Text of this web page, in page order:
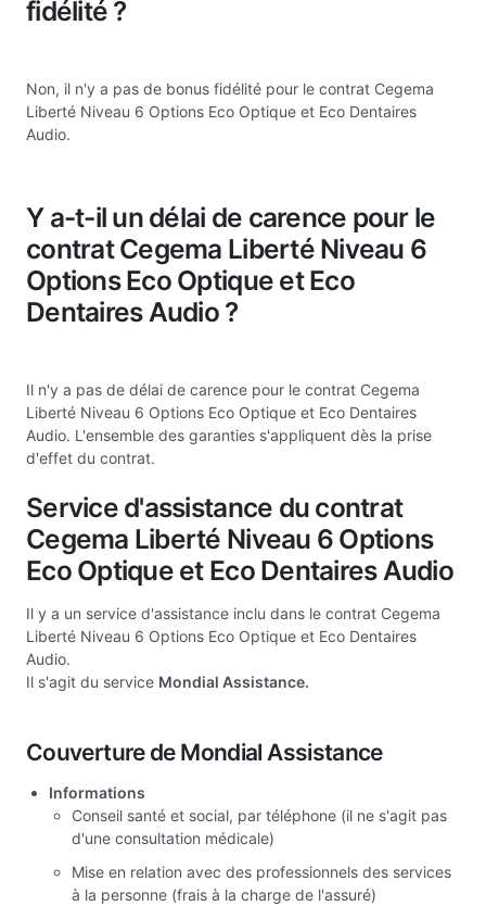
fidélité ?
Non, il n'y a pas de bonus fidélité pour le contrat Cegema
Liberté Niveau 6 Options Eco Optique et Eco Dentaires
Audio.
Y a-t-il un délai de carence pour le
contrat Cegema Liberté Niveau 6
Options Eco Optique et Eco
Dentaires Audio ?
Il n'y a pas de délai de carence pour le contrat Cegema
Liberté Niveau 6 Options Eco Optique et Eco Dentaires
Audio. L'ensemble des garanties s'appliquent dès la prise
d'effet du contrat.
Service d'assistance du contrat
Cegema Liberté Niveau 6 Options
Eco Optique et Eco Dentaires Audio
Il y a un service d'assistance inclu dans le contrat Cegema
Liberté Niveau 6 Options Eco Optique et Eco Dentaires
Audio.
Il s'agit du service Mondial Assistance.
Couverture de Mondial Assistance
Informations
Conseil santé et social, par téléphone (il ne s'agit pas
d'une consultation médicale)
Mise en relation avec des professionnels des services
à la personne (frais à la charge de l'assuré)